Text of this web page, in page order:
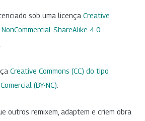
sob uma licença Creative
ShareAlike 4.0
Creative Commons (CC) do tipo
(BY-NC)
outros remixem, adaptem e criem obra